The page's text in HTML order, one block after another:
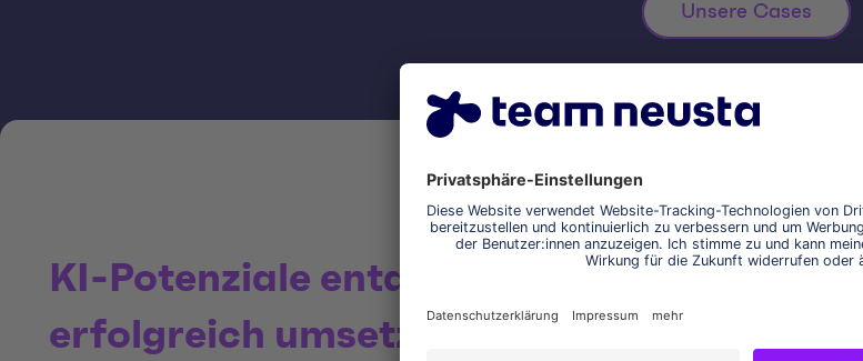
Unsere Cases
KI-Potenziale entdecken &
erfolgreich umsetzen